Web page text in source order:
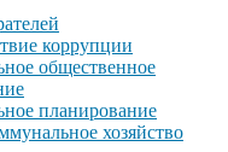
коррупции
общественное
планирование
хозяйство